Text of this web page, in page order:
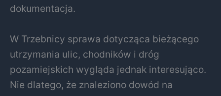
dokumentacja.
W Trzebnicy sprawa dotycząca bieżącego
utrzymania ulic, chodników i dróg
pozamiejskich wygląda jednak interesująco.
Nie dlatego, że znaleziono dowód na